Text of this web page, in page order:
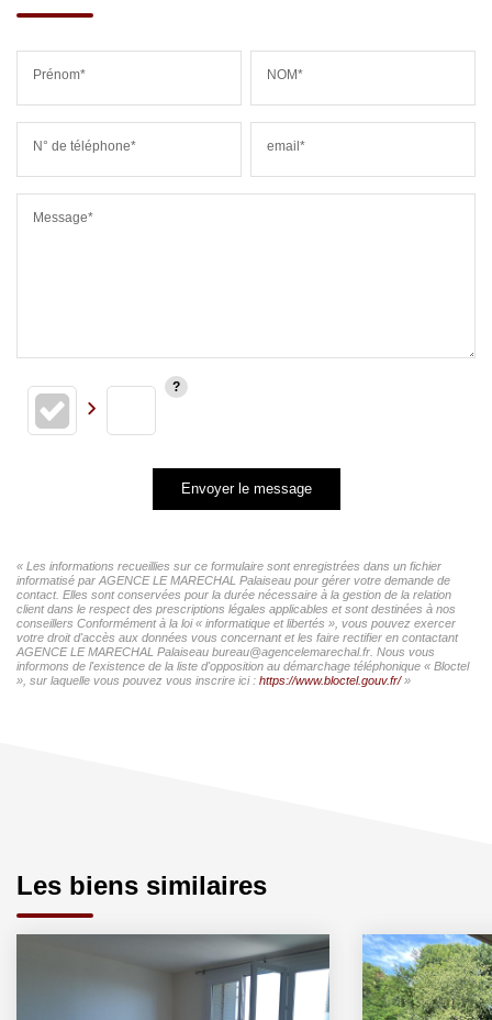
Prénom* NOM*
N° de téléphone* email*
Message*
Envoyer le message
« Les informations recueillies sur ce formulaire sont enregistrées dans un fichier
informatisé par AGENCE LE MARECHAL Palaiseau pour gérer votre demande de
contact. Elles sont conservées pour la durée nécessaire à la gestion de la relation
client dans le respect des prescriptions légales applicables et sont destinées à nos
conseillers Conformément à la loi « informatique et libertés », vous pouvez exercer
votre droit d'accès aux données vous concernant et les faire rectifier en contactant
AGENCE LE MARECHAL Palaiseau bureau@agencelemarechal.fr. Nous vous
informons de l'existence de la liste d'opposition au démarchage téléphonique « Bloctel
», sur laquelle vous pouvez vous inscrire ici : https://www.bloctel.gouv.fr/»
Les biens similaires